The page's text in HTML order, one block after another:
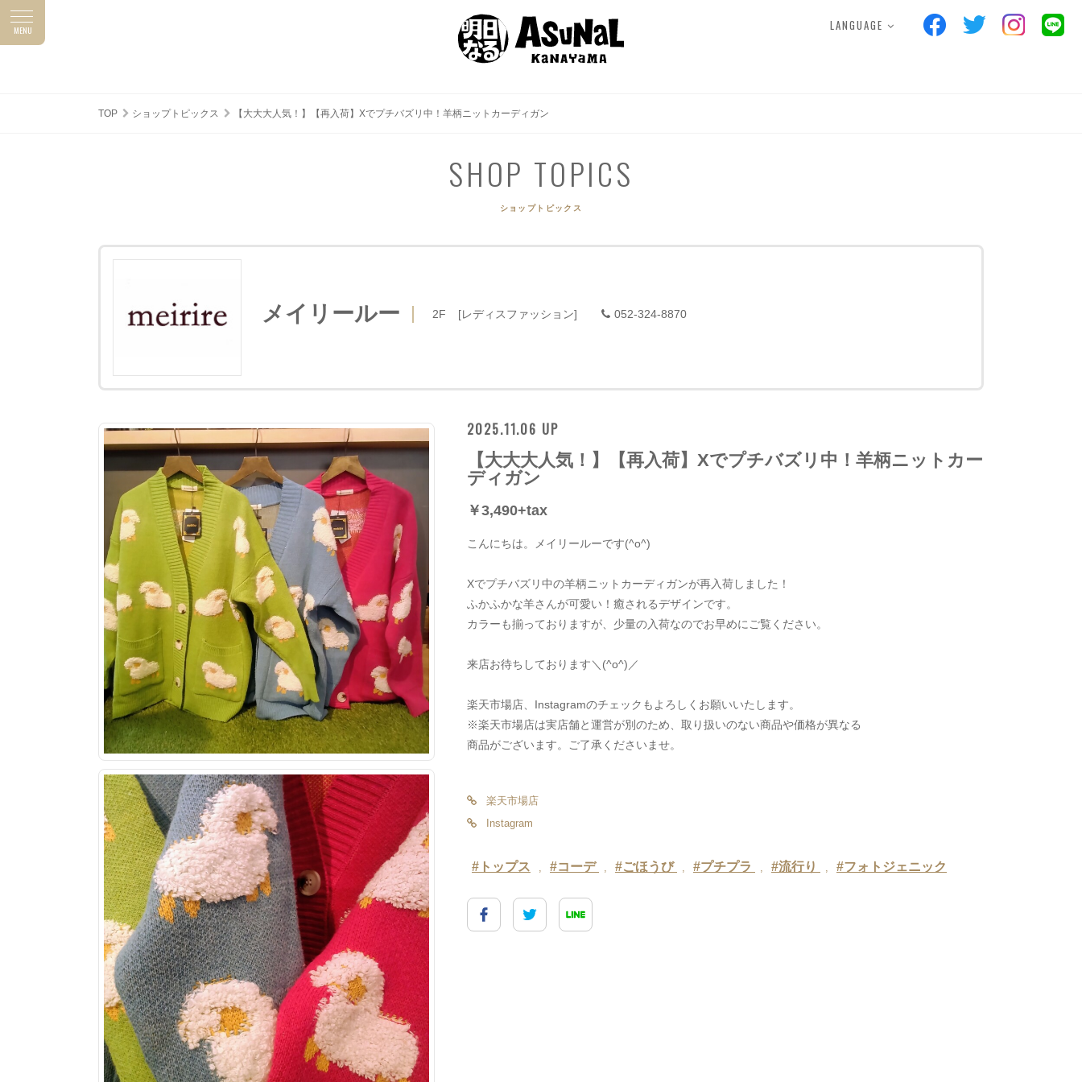
LANGUAGE
MENU SHOP GUIDE
ショップガイド
GOURMET
グルメ
POINTCARD
TOP ショップトピックス 【大大大人気！】【再入荷】Xでプチバズリ中！羊柄ニットカーディガン
SHOP TOPICS
ショップトピックス
メイリールー 2F [レディスファッション] 052-324-8870
2025.11.06 UP
【大大大人気！】【再入荷】Xでプチバズリ中！羊柄ニットカー
ディガン
￥3,490+tax
こんにちは。メイリールーです(^o^)
Xでプチバズリ中の羊柄ニットカーディガンが再入荷しました！
ふかふかな羊さんが可愛い！癒されるデザインです。
カラーも揃っておりますが、少量の入荷なのでお早めにご覧ください。
来店お待ちしております＼(^o^)／
楽天市場店、Instagramのチェックもよろしくお願いいたします。
※楽天市場店は実店舗と運営が別のため、取り扱いのない商品や価格が異なる
商品がございます。ご了承くださいませ。
楽天市場店
Instagram
#トップス , #コーデ , #ごほうび , #プチプラ , #流行り , #フォトジェニック